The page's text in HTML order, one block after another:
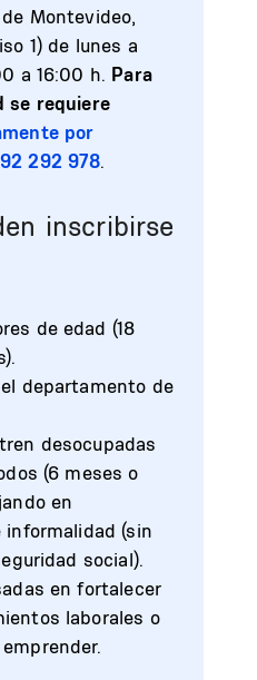
Montevideo,
1) de lunes a
a 16:00 h. Para
se requiere
por
292 978.
inscribirse
de edad (18
departamento de
desocupadas
(6 meses o
en
(sin
social).
en fortalecer
laborales o